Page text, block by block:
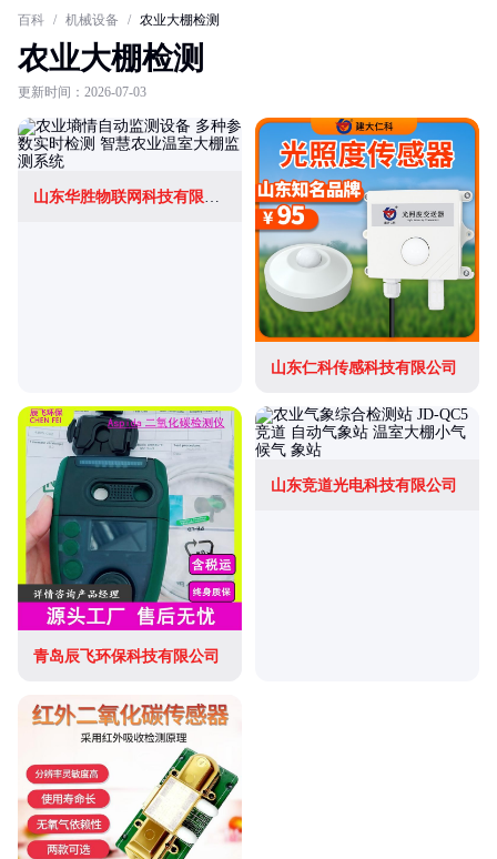
百科 / 机械设备 / 农业大棚检测
农业大棚检测
更新时间：2026-07-03
山东华胜物联网科技有限公司
山东仁科传感科技有限公司
青岛辰飞环保科技有限公司
山东竞道光电科技有限公司